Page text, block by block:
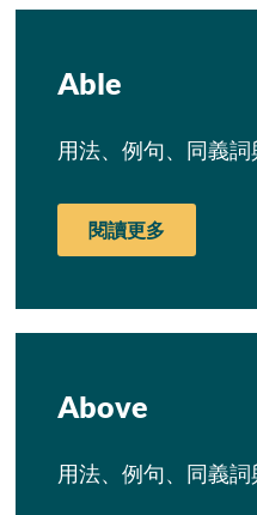
Able
用法、例句、同義
閱讀更多
Above
用法、例句、同義